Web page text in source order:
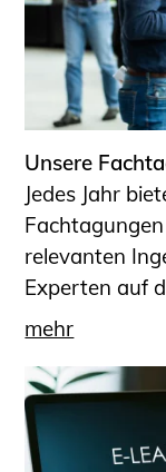
Unsere
Jedes Jahr
relevanten
Experten auf
mehr